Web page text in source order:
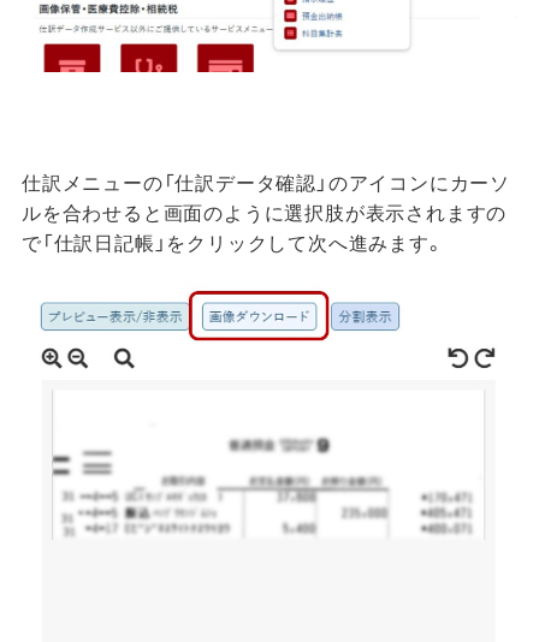
仕訳メニューの「仕訳データ確認」のアイコンにカーソ
ルを合わせると画面のように選択肢が表示されますの
で「仕訳日記帳」をクリックして次へ進みます。